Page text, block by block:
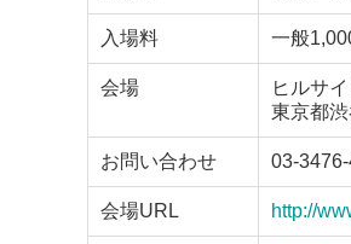
入場料 一般
会場
ヒルサ
東京都
お問い合わせ 03-
会場URL http://